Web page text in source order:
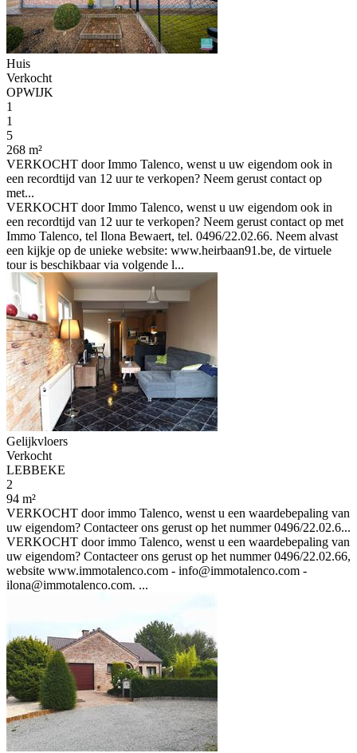
Huis
Verkocht
OPWIJK
1
1
5
268 m²
VERKOCHT door Immo Talenco, wenst u uw eigendom ook in
een recordtijd van 12 uur te verkopen? Neem gerust contact op
met...
VERKOCHT door Immo Talenco, wenst u uw eigendom ook in
een recordtijd van 12 uur te verkopen? Neem gerust contact op met
Immo Talenco, tel Ilona Bewaert, tel. 0496/22.02.66. Neem alvast
een kijkje op de unieke website: www.heirbaan91.be, de virtuele
tour is beschikbaar via volgende l...
Gelijkvloers
Verkocht
LEBBEKE
2
94 m²
VERKOCHT door immo Talenco, wenst u een waardebepaling van
uw eigendom? Contacteer ons gerust op het nummer 0496/22.02.6...
VERKOCHT door immo Talenco, wenst u een waardebepaling van
uw eigendom? Contacteer ons gerust op het nummer 0496/22.02.66,
website www.immotalenco.com - info@immotalenco.com -
ilona@immotalenco.com. ...